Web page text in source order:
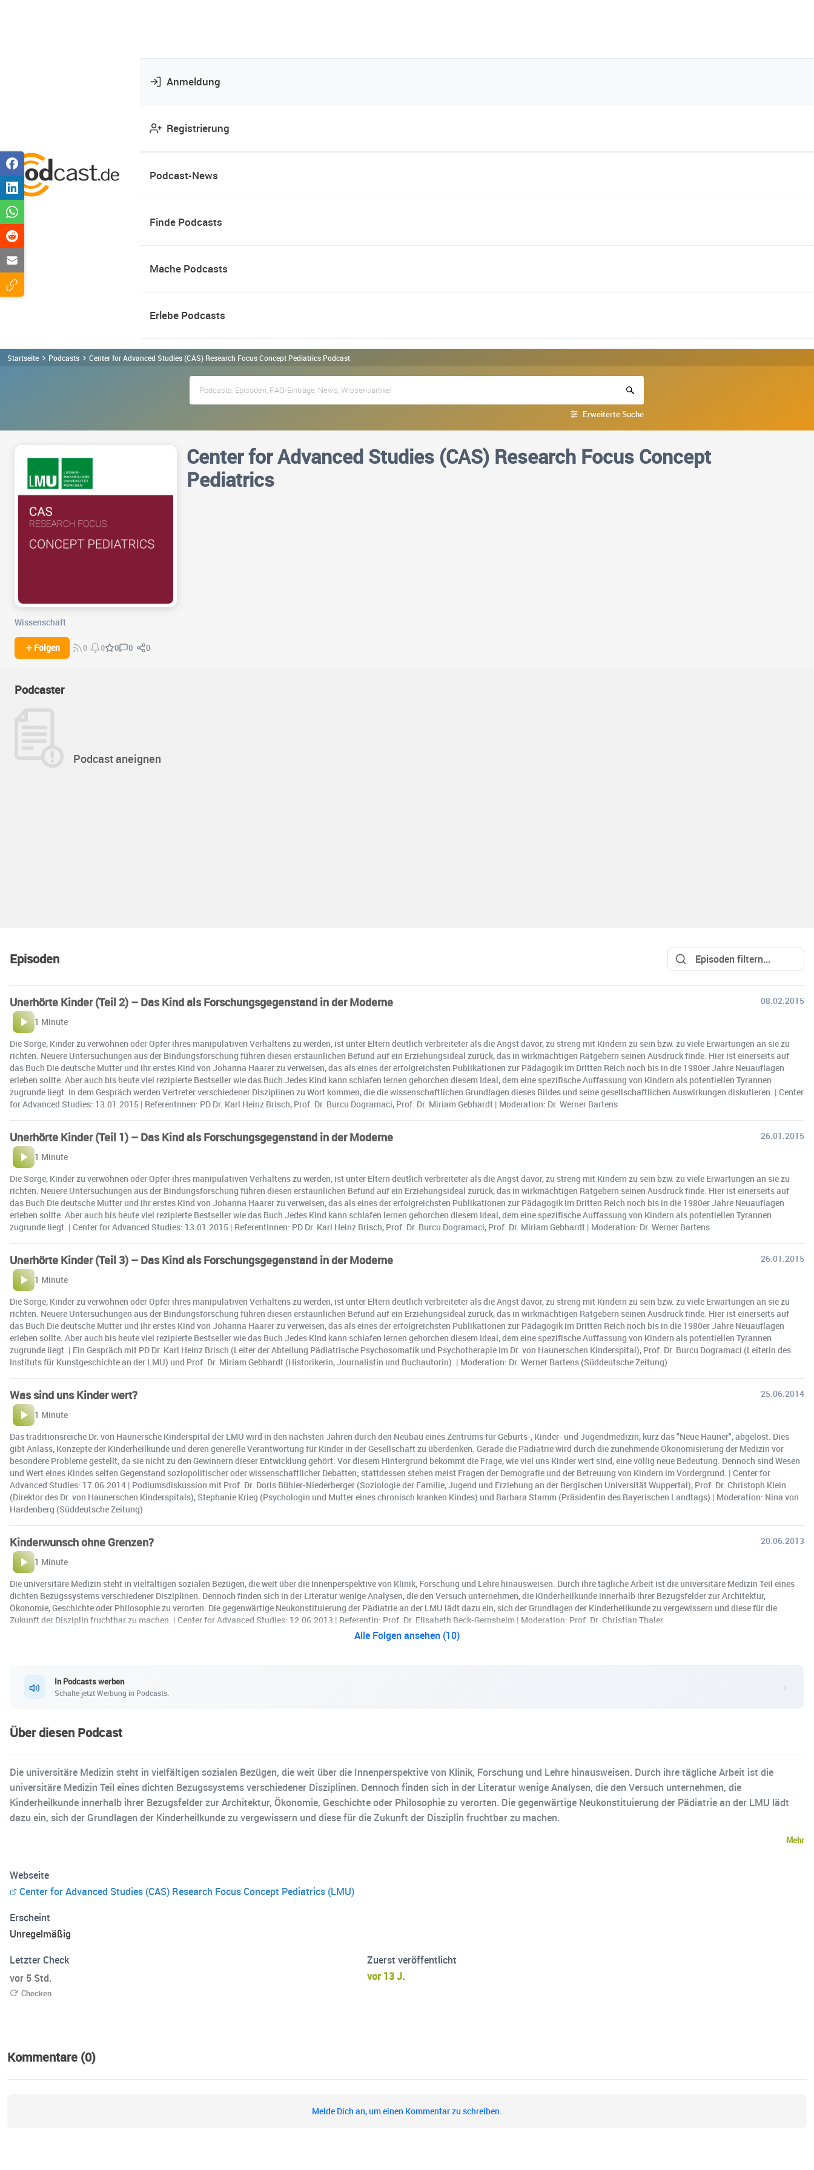
Anmeldung
Registrierung
Podcast-News
Finde Podcasts
Mache Podcasts
Erlebe Podcasts
Startseite Podcasts Center for Advanced Studies (CAS) Research Focus Concept Pediatrics Podcast
Erweiterte Suche
Center for Advanced Studies (CAS) Research Focus Concept
Pediatrics
Wissenschaft
Folgen 0 0 0 0 0
Podcaster
Podcast aneignen
Episoden
Unerhörte Kinder (Teil 2) – Das Kind als Forschungsgegenstand in der Moderne
08.02.2015
1 Minute
Die Sorge, Kinder zu verwöhnen oder Opfer ihres manipulativen Verhaltens zu werden, ist unter Eltern deutlich verbreiteter als die Angst davor, zu streng mit Kindern zu sein bzw. zu viele Erwartungen an sie zu
richten. Neuere Untersuchungen aus der Bindungsforschung führen diesen erstaunlichen Befund auf ein Erziehungsideal zurück, das in wirkmächtigen Ratgebern seinen Ausdruck finde. Hier ist einerseits auf
das Buch Die deutsche Mutter und ihr erstes Kind von Johanna Haarer zu verweisen, das als eines der erfolgreichsten Publikationen zur Pädagogik im Dritten Reich noch bis in die 1980er Jahre Neuauflagen
erleben sollte. Aber auch bis heute viel rezipierte Bestseller wie das Buch Jedes Kind kann schlafen lernen gehorchen diesem Ideal, dem eine spezifische Auffassung von Kindern als potentiellen Tyrannen
zugrunde liegt. In dem Gespräch werden Vertreter verschiedener Disziplinen zu Wort kommen, die die wissenschaftlichen Grundlagen dieses Bildes und seine gesellschaftlichen Auswirkungen diskutieren. | Center
for Advanced Studies: 13.01.2015 | Referentnnen: PD Dr. Karl Heinz Brisch, Prof. Dr. Burcu Dogramaci, Prof. Dr. Miriam Gebhardt | Moderation: Dr. Werner Bartens
Unerhörte Kinder (Teil 1) – Das Kind als Forschungsgegenstand in der Moderne
26.01.2015
1 Minute
Die Sorge, Kinder zu verwöhnen oder Opfer ihres manipulativen Verhaltens zu werden, ist unter Eltern deutlich verbreiteter als die Angst davor, zu streng mit Kindern zu sein bzw. zu viele Erwartungen an sie zu
richten. Neuere Untersuchungen aus der Bindungsforschung führen diesen erstaunlichen Befund auf ein Erziehungsideal zurück, das in wirkmächtigen Ratgebern seinen Ausdruck finde. Hier ist einerseits auf
das Buch Die deutsche Mutter und ihr erstes Kind von Johanna Haarer zu verweisen, das als eines der erfolgreichsten Publikationen zur Pädagogik im Dritten Reich noch bis in die 1980er Jahre Neuauflagen
erleben sollte. Aber auch bis heute viel rezipierte Bestseller wie das Buch Jedes Kind kann schlafen lernen gehorchen diesem Ideal, dem eine spezifische Auffassung von Kindern als potentiellen Tyrannen
zugrunde liegt. | Center for Advanced Studies: 13.01.2015 | ReferentInnen: PD Dr. Karl Heinz Brisch, Prof. Dr. Burcu Dogramaci, Prof. Dr. Miriam Gebhardt | Moderation: Dr. Werner Bartens
Unerhörte Kinder (Teil 3) – Das Kind als Forschungsgegenstand in der Moderne
26.01.2015
1 Minute
Die Sorge, Kinder zu verwöhnen oder Opfer ihres manipulativen Verhaltens zu werden, ist unter Eltern deutlich verbreiteter als die Angst davor, zu streng mit Kindern zu sein bzw. zu viele Erwartungen an sie zu
richten. Neuere Untersuchungen aus der Bindungsforschung führen diesen erstaunlichen Befund auf ein Erziehungsideal zurück, das in wirkmächtigen Ratgebern seinen Ausdruck finde. Hier ist einerseits auf
das Buch Die deutsche Mutter und ihr erstes Kind von Johanna Haarer zu verweisen, das als eines der erfolgreichsten Publikationen zur Pädagogik im Dritten Reich noch bis in die 1980er Jahre Neuauflagen
erleben sollte. Aber auch bis heute viel rezipierte Bestseller wie das Buch Jedes Kind kann schlafen lernen gehorchen diesem Ideal, dem eine spezifische Auffassung von Kindern als potentiellen Tyrannen
zugrunde liegt. | Ein Gespräch mit PD Dr. Karl Heinz Brisch (Leiter der Abteilung Pädiatrische Psychosomatik und Psychotherapie im Dr. von Haunerschen Kinderspital), Prof. Dr. Burcu Dogramaci (Leiterin des
Instituts für Kunstgeschichte an der LMU) und Prof. Dr. Miriam Gebhardt (Historikerin, Journalistin und Buchautorin). | Moderation: Dr. Werner Bartens (Süddeutsche Zeitung)
Was sind uns Kinder wert?
25.06.2014
1 Minute
Das traditionsreiche Dr. von Haunersche Kinderspital der LMU wird in den nächsten Jahren durch den Neubau eines Zentrums für Geburts-, Kinder- und Jugendmedizin, kurz das "Neue Hauner", abgelöst. Dies
gibt Anlass, Konzepte der Kinderheilkunde und deren generelle Verantwortung für Kinder in der Gesellschaft zu überdenken. Gerade die Pädiatrie wird durch die zunehmende Ökonomisierung der Medizin vor
besondere Probleme gestellt, da sie nicht zu den Gewinnern dieser Entwicklung gehört. Vor diesem Hintergrund bekommt die Frage, wie viel uns Kinder wert sind, eine völlig neue Bedeutung. Dennoch sind Wesen
und Wert eines Kindes selten Gegenstand soziopolitischer oder wissenschaftlicher Debatten; stattdessen stehen meist Fragen der Demografie und der Betreuung von Kindern im Vordergrund. | Center for
Advanced Studies: 17.06.2014 | Podiumsdiskussion mit Prof. Dr. Doris Bühler-Niederberger (Soziologie der Familie, Jugend und Erziehung an der Bergischen Universität Wuppertal), Prof. Dr. Christoph Klein
(Direktor des Dr. von Haunerschen Kinderspitals), Stephanie Krieg (Psychologin und Mutter eines chronisch kranken Kindes) und Barbara Stamm (Präsidentin des Bayerischen Landtags) | Moderation: Nina von
Hardenberg (Süddeutsche Zeitung)
Kinderwunsch ohne Grenzen?
20.06.2013
1 Minute
Die universitäre Medizin steht in vielfältigen sozialen Bezügen, die weit über die Innenperspektive von Klinik, Forschung und Lehre hinausweisen. Durch ihre tägliche Arbeit ist die universitäre Medizin Teil eines
dichten Bezugssystems verschiedener Disziplinen. Dennoch finden sich in der Literatur wenige Analysen, die den Versuch unternehmen, die Kinderheilkunde innerhalb ihrer Bezugsfelder zur Architektur,
Ökonomie, Geschichte oder Philosophie zu verorten. Die gegenwärtige Neukonstituierung der Pädiatrie an der LMU lädt dazu ein, sich der Grundlagen der Kinderheilkunde zu vergewissern und diese für die
Zukunft der Disziplin fruchtbar zu machen. | Center for Advanced Studies: 12.06.2013 | Referentin: Prof. Dr. Elisabeth Beck-Gernsheim | Moderation: Prof. Dr. Christian Thaler
Alle Folgen ansehen (10)
In Podcasts werben
Schalte jetzt Werbung in Podcasts.
Über diesen Podcast
Die universitäre Medizin steht in vielfältigen sozialen Bezügen, die weit über die Innenperspektive von Klinik, Forschung und Lehre hinausweisen. Durch ihre tägliche Arbeit ist die
universitäre Medizin Teil eines dichten Bezugssystems verschiedener Disziplinen. Dennoch finden sich in der Literatur wenige Analysen, die den Versuch unternehmen, die
Kinderheilkunde innerhalb ihrer Bezugsfelder zur Architektur, Ökonomie, Geschichte oder Philosophie zu verorten. Die gegenwärtige Neukonstituierung der Pädiatrie an der LMU lädt
dazu ein, sich der Grundlagen der Kinderheilkunde zu vergewissern und diese für die Zukunft der Disziplin fruchtbar zu machen.
Mehr
Webseite
Center for Advanced Studies (CAS) Research Focus Concept Pediatrics (LMU)
Erscheint
Unregelmäßig
Letzter Check
vor 5 Std.
Checken
Zuerst veröffentlicht
vor 13 J.
Kommentare (0)
Melde Dich an, um einen Kommentar zu schreiben.